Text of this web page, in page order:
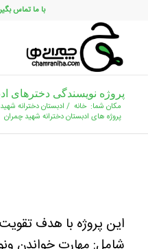
با ما تماس بگیرید:
پروژه نویسندگی دخترهای
مکان شما: خانه / ادبستان دخترانه
پروژه های ادبستان دخترانه شهید چمران
این پروژه با هدف